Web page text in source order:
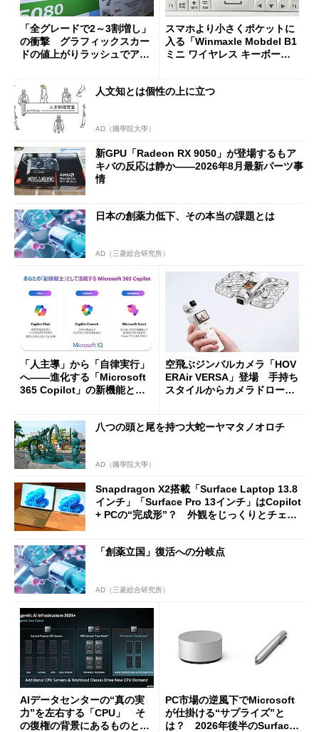
「全グレードで2～3割増し」
の衝撃 グラフィックスカー
ドの値上がりラッシュでアキ
スマホより小さくポケットに
入る「Winmaxle Mobdel B1
ミニ ワイヤレス キーボー
人文知とは個性の上に立つ
AD（國學院大學）
新GPU「Radeon RX 9050」が登場するもア
キバの反応は静か――2026年8月最新パーツ事
情
日本の創薬力低下、その本当の課題とは
AD（三菱総合研究所）
「人主導」から「自律実行」
へ――進化する「Microsoft
365 Copilot」の新機能とエ
空飛ぶジンバルカメラ「HOV
ERAir VERSA」登場 手持ち
スタイルからカメラドローン
八つの頭と尾を持つ大蛇ーヤマタノオロチ
AD（國學院大學）
Snapdragon X2搭載「Surface Laptop 13.8
インチ」「Surface Pro 13インチ」はCopilot
+ PCの“完成形”？ 外観をじっくりとチェッ
「創薬立国」復活への分岐点
AD（三菱総合研究所）
AIデータセンターの“真の実
力”を左右する「CPU」 そ
の復権の背景にあるものと
PC市場の逆風下でMicrosoft
が仕掛ける“サプライズ”と
は？ 2026年後半のSurface